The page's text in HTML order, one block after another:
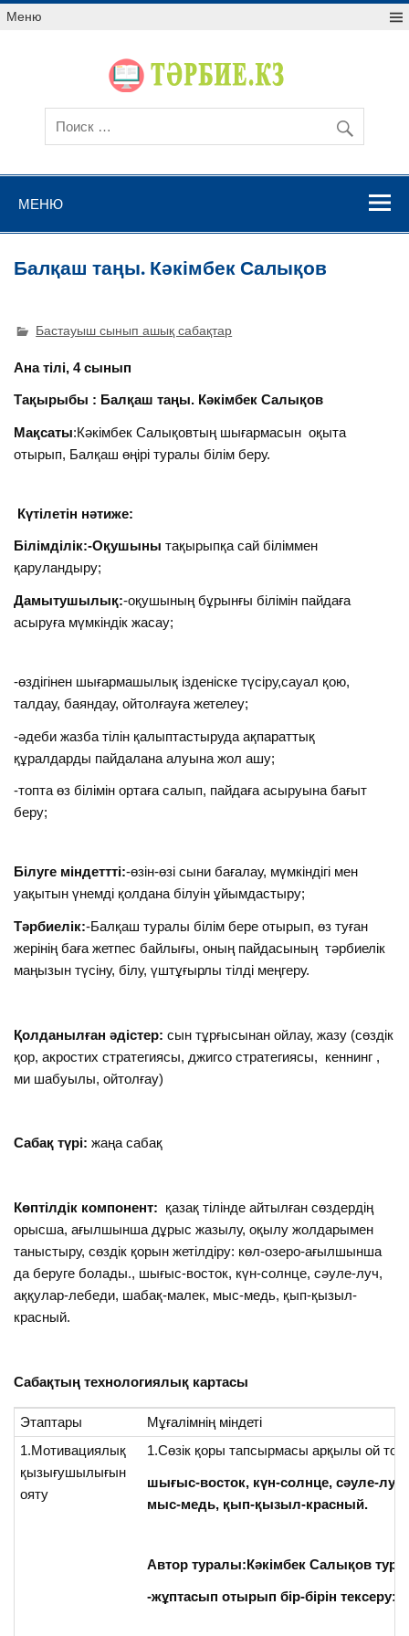
Меню
МЕНЮ
Балқаш таңы. Кәкімбек Салықов
Бастауыш сынып ашық сабақтар
Ана тілі, 4 сынып
Тақырыбы : Балқаш таңы. Кәкімбек Салықов
Мақсаты:Кәкімбек Салықовтың шығармасын оқыта
отырып, Балқаш өңірі туралы білім беру.
Күтілетін нәтиже:
Білімділік:-Оқушыны тақырыпқа сай біліммен
қаруландыру;
Дамытушылық:-оқушының бұрынғы білімін пайдаға
асыруға мүмкіндік жасау;
-өздігінен шығармашылық ізденіске түсіру,сауал қою,
талдау, баяндау, ойтолғауға жетелеу;
-әдеби жазба тілін қалыптастыруда ақпараттық
құралдарды пайдалана алуына жол ашу;
-топта өз білімін ортаға салып, пайдаға асыруына бағыт
беру;
Білуге міндеттті:-өзін-өзі сыни бағалау, мүмкіндігі мен
уақытын үнемді қолдана білуін ұйымдастыру;
Тәрбиелік:-Балқаш туралы білім бере отырып, өз туған
жерінің баға жетпес байлығы, оның пайдасының тәрбиелік
маңызын түсіну, білу, үштұғырлы тілді меңгеру.
Қолданылған әдістер: сын тұрғысынан ойлау, жазу (сөздік
қор, акростих стратегиясы, джигсо стратегиясы, кеннинг ,
ми шабуылы, ойтолғау)
Сабақ түрі: жаңа сабақ
Көптілдік компонент: қазақ тілінде айтылған сөздердің
орысша, ағылшынша дұрыс жазылу, оқылу жолдарымен
таныстыру, сөздік қорын жетілдіру: көл-озеро-ағылшынша
да беруге болады., шығыс-восток, күн-солнце, сәуле-луч,
аққулар-лебеди, шабақ-малек, мыс-медь, қып-қызыл-
красный.
Сабақтың технологиялық картасы
Этаптары
Мұғалімнің міндеті
1.Мотивациялық
қызығушылығын
ояту
1.Сөзік қоры тапсырмасы арқылы ой
шығыс-восток, күн-солнце, сәуле-
мыс-медь, қып-қызыл-красный.
Автор туралы:Кәкімбек Салықов
-жұптасып отырып бір-бірін тексеру: